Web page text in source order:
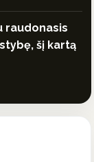
raudonasis
šį kartą